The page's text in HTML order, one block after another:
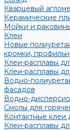
Кварцевый
Керамические
Мойки и
Клеи
Новые
кромки,
Клеи-расплавы
Клеи-расплавы
Водно-
фасадов
Водно-
Смолы для
Контактные клеи
Клеи-расплавы